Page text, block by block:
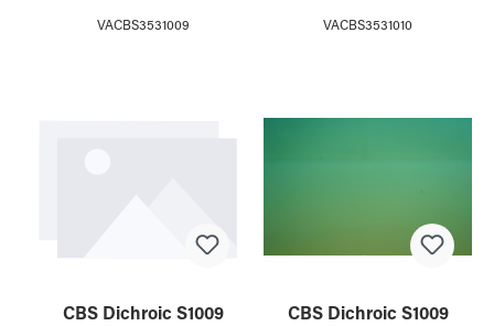
VACBS3531009 VACBS3531010
CBS Dichroic S1009
CBS Dichroic S1009